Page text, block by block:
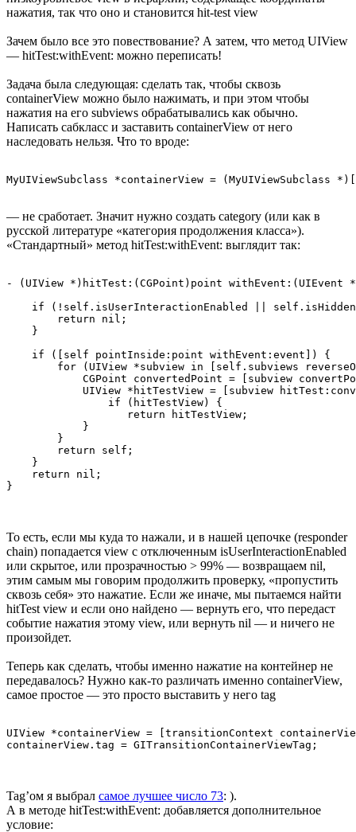
нажатия, так что оно и становится hit-test view
Зачем было все это повествование? А затем, что метод UIView
— hitTest:withEvent: можно переписать!
Задача была следующая: сделать так, чтобы сквозь
containerView можно было нажимать, и при этом чтобы
нажатия на его subviews обрабатывались как обычно.
Написать сабкласс и заставить containerView от него
наследовать нельзя. Что то вроде:
— не сработает. Значит нужно создать category (или как в
русской литературе «категория продолжения класса»).
«Стандартный» метод hitTest:withEvent: выглядит так:
- (UIView *)hitTest:(CGPoint)point withEvent:(UIEvent
if (!self.isUserInteractionEnabled ||
        return nil;
    }
    if ([self pointInside:point withEvent:event]) {
for (UIView *subview in [self.subviews
CGPoint convertedPoint = [subview
UIView *hitTestView = [subview
                   return hitTestView;
            }
        }
        return self;
    }
    return nil;
То есть, если мы куда то нажали, и в нашей цепочке (responder
chain) попадается view с отключенным isUserInteractionEnabled
или скрытое, или прозрачностью > 99% — возвращаем nil,
этим самым мы говорим продолжить проверку, «пропустить
сквозь себя» это нажатие. Если же иначе, мы пытаемся найти
hitTest view и если оно найдено — вернуть его, что передаст
событие нажатия этому view, или вернуть nil — и ничего не
произойдет.
Теперь как сделать, чтобы именно нажатие на контейнер не
передавалось? Нужно как-то различать именно containerView,
самое простое — это просто выставить у него tag
UIView *containerView = [transitionContext
Tag’ом я выбрал самое лучшее число 73: ).
А в методе hitTest:withEvent: добавляется дополнительное
условие: